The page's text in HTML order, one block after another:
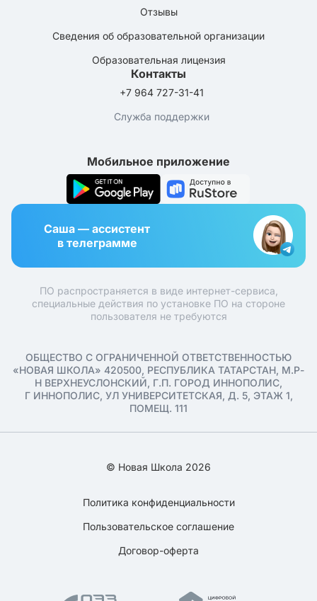
Отзывы
Сведения об образовательной организации
Образовательная лицензия
Контакты
+7 964 727-31-41
Служба поддержки
Мобильное приложение
Саша — ассистент
в телеграмме
ПО распространяется в виде интернет-сервиса,
специальные действия по установке ПО на стороне
пользователя не требуются
ОБЩЕСТВО С ОГРАНИЧЕННОЙ ОТВЕТСТВЕННОСТЬЮ
«НОВАЯ ШКОЛА» 420500, РЕСПУБЛИКА ТАТАРСТАН, М.Р-
Н ВЕРХНЕУСЛОНСКИЙ, Г.П. ГОРОД ИННОПОЛИС,
Г ИННОПОЛИС, УЛ УНИВЕРСИТЕТСКАЯ, Д. 5, ЭТАЖ 1,
ПОМЕЩ. 111
© Новая Школа 2026
Политика конфиденциальности
Пользовательское соглашение
Договор-оферта